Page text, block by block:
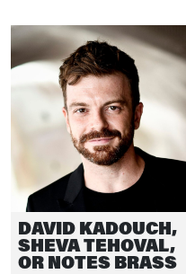
DAVID KADOUCH,
SHEVA TEHOVAL,
OR NOTES BRASS